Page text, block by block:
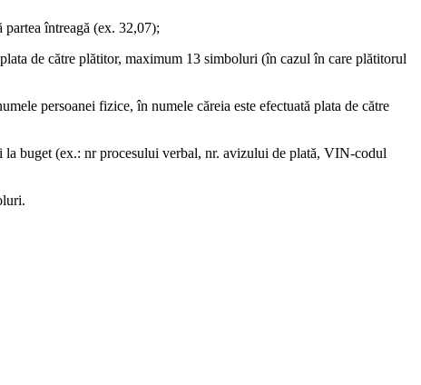
întreagă (ex. 32,07);
de către plătitor, maximum 13 simboluri (în cazul în care plătitorul
persoanei fizice, în numele căreia este efectuată plata de către
la buget (ex.: nr procesului verbal, nr. avizului de plată, VIN-codul